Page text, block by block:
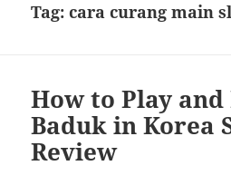
Tag:cara curang main
How to Play and
Baduk in Korea
Review